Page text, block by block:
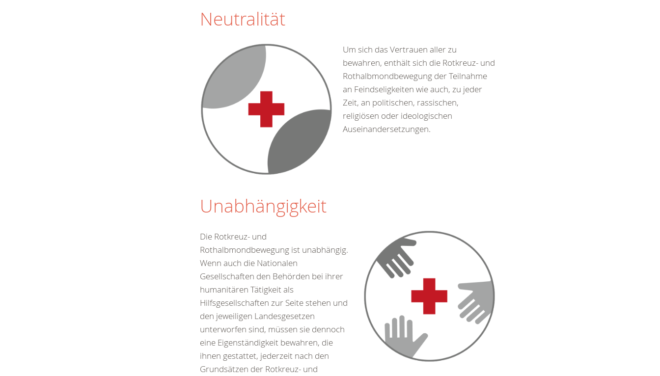
Neutralität
Um sich das Vertrauen aller zu
bewahren, enthält sich die Rotkreuz- und
Rothalbmondbewegung der Teilnahme
an Feindseligkeiten wie auch, zu jeder
Zeit, an politischen, rassischen,
religiösen oder ideologischen
Auseinandersetzungen.
Unabhängigkeit
Die Rotkreuz- und
Rothalbmondbewegung ist unabhängig.
Wenn auch die Nationalen
Gesellschaften den Behörden bei ihrer
humanitären Tätigkeit als
Hilfsgesellschaften zur Seite stehen und
den jeweiligen Landesgesetzen
unterworfen sind, müssen sie dennoch
eine Eigenständigkeit bewahren, die
ihnen gestattet, jederzeit nach den
Grundsätzen der Rotkreuz- und